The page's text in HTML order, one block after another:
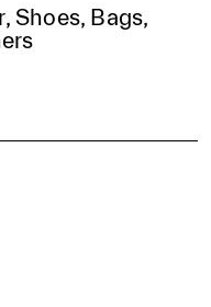
Shoes, Bags,